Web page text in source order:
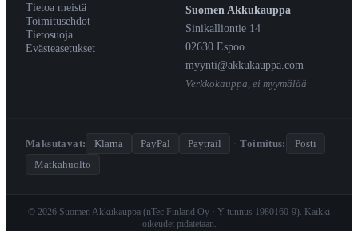
Tietoa meistä
Toimitusehdot
Tietosuoja
Evästeasetukset
Suomen Akkukauppa
Sinikalliontie 14
02630 Espoo
myynti@akkukauppa.com
Verkkokauppa, ei myymälää
Maksutavat: Klarna PayPal Paytrail · Toimitus:
Posti
Matkahuolto
© 2026 Suomen Akkukauppa (nTec Finland Oy · Y-tunnus 1980160-9). Kaikki
oikeudet pidätetään.